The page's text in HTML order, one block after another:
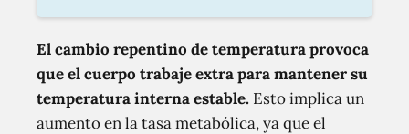
El cambio repentino de temperatura provoca
que el cuerpo trabaje extra para mantener su
temperatura interna estable. Esto implica un
aumento en la tasa metabólica, ya que el